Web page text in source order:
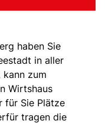
haben Sie
in aller
kann zum
Wirtshaus
für Sie Plätze
tragen die